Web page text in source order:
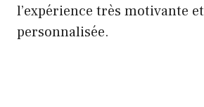
l’expérience très motivante et
personnalisée.